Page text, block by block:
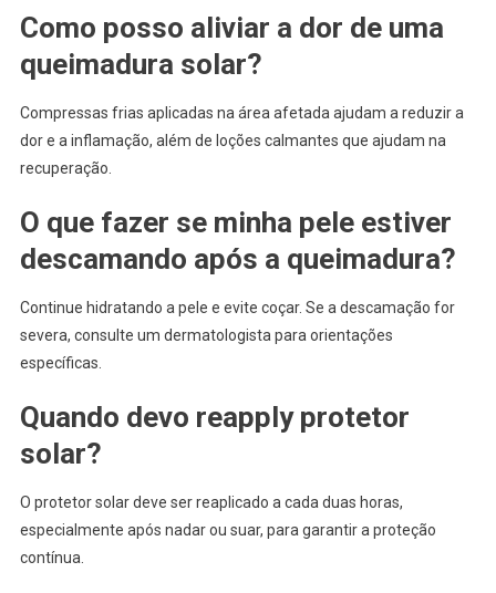
Como posso aliviar a dor de uma
queimadura solar?
Compressas frias aplicadas na área afetada ajudam a reduzir a
dor e a inflamação, além de loções calmantes que ajudam na
recuperação.
O que fazer se minha pele estiver
descamando após a queimadura?
Continue hidratando a pele e evite coçar. Se a descamação for
severa, consulte um dermatologista para orientações
específicas.
Quando devo reapply protetor
solar?
O protetor solar deve ser reaplicado a cada duas horas,
especialmente após nadar ou suar, para garantir a proteção
contínua.